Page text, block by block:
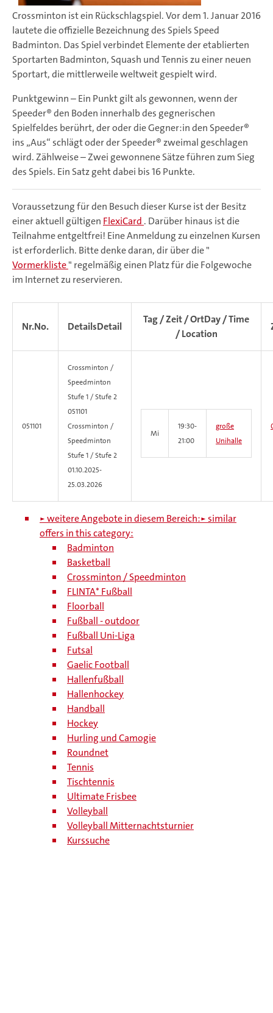
Crossminton ist ein Rückschlagspiel. Vor dem 1. Januar 2016
lautete die offizielle Bezeichnung des Spiels Speed
Badminton. Das Spiel verbindet Elemente der etablierten
Sportarten Badminton, Squash und Tennis zu einer neuen
Sportart, die mittlerweile weltweit gespielt wird.
Punktgewinn – Ein Punkt gilt als gewonnen, wenn der
Speeder® den Boden innerhalb des gegnerischen
Spielfeldes berührt, der oder die Gegner:in den Speeder®
ins „Aus“ schlägt oder der Speeder® zweimal geschlagen
wird. Zählweise – Zwei gewonnene Sätze führen zum Sieg
des Spiels. Ein Satz geht dabei bis 16 Punkte.
Voraussetzung für den Besuch dieser Kurse ist der Besitz
einer aktuell gültigen FlexiCard . Darüber hinaus ist die
Teilnahme entgeltfrei! Eine Anmeldung zu einzelnen Kursen
ist erforderlich. Bitte denke daran, dir über die "
Vormerkliste" regelmäßig einen Platz für die Folgewoche
im Internet zu reservieren.
Nr.No. DetailsDetail
Tag / Zeit / OrtDay / Time
/ Location
051101
Crossminton /
Speedminton
Stufe 1 / Stufe 2
051101
Crossminton /
Speedminton
Stufe 1 / Stufe 2
01.10.2025-
25.03.2026
Mi
19:30-
21:00
große
Unihalle
► weitere Angebote in diesem Bereich:► similar
offers in this category:
Badminton
Basketball
Crossminton / Speedminton
FLINTA* Fußball
Floorball
Fußball - outdoor
Fußball Uni-Liga
Futsal
Gaelic Football
Hallenfußball
Hallenhockey
Handball
Hockey
Hurling und Camogie
Roundnet
Tennis
Tischtennis
Ultimate Frisbee
Volleyball
Volleyball Mitternachtsturnier
Kurssuche